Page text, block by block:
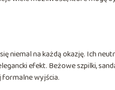
niemal na każdą okazję. Ich
efekt. Beżowe szpilki,
formalne wyjścia.